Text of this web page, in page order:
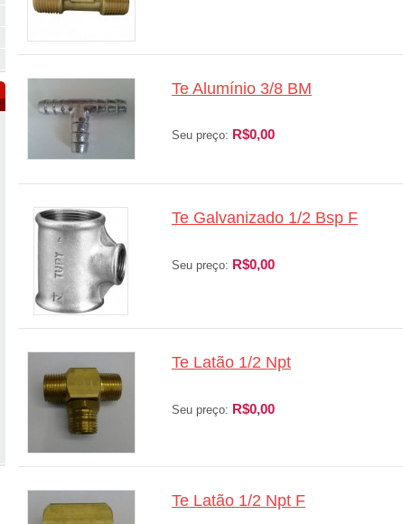
Te Alumínio 3/8 BM
Seu preço: R$0,00
Te Galvanizado 1/2 Bsp F
Seu preço: R$0,00
Te Latão 1/2 Npt
Seu preço: R$0,00
Te Latão 1/2 Npt F